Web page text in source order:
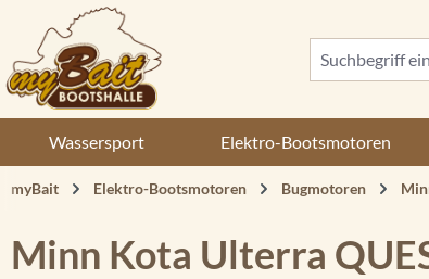
Hauptinhalt springen
Zur Suche springen
Zur Hauptnavigation springen
Wassersport Elektro-Bootsmotoren
myBait Elektro-Bootsmotoren Bugmotoren
Minn Kota Ulterra